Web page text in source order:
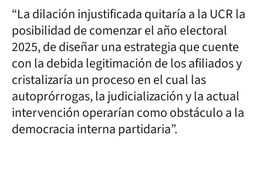
“La dilación injustificada quitaría a la UCR la
posibilidad de comenzar el año electoral
2025, de diseñar una estrategia que cuente
con la debida legitimación de los afiliados y
cristalizaría un proceso en el cual las
autoprórrogas, la judicialización y la actual
intervención operarían como obstáculo a la
democracia interna partidaria”.